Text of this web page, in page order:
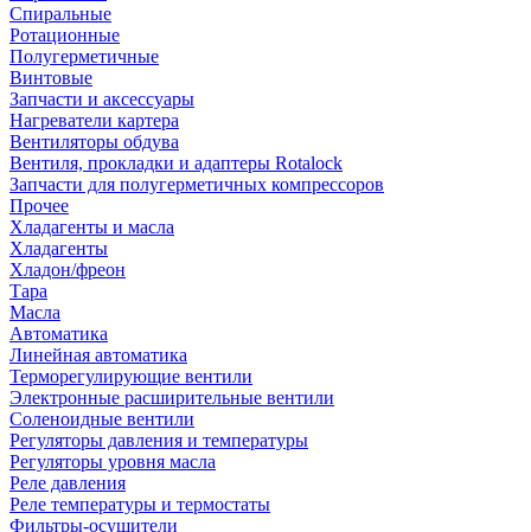
Спиральные
Ротационные
Полугерметичные
Винтовые
Запчасти и аксессуары
Нагреватели картера
Вентиляторы обдува
Вентиля, прокладки и адаптеры Rotalock
Запчасти для полугерметичных компрессоров
Прочее
Хладагенты и масла
Хладагенты
Хладон/фреон
Тара
Масла
Автоматика
Линейная автоматика
Терморегулирующие вентили
Электронные расширительные вентили
Соленоидные вентили
Регуляторы давления и температуры
Регуляторы уровня масла
Реле давления
Реле температуры и термостаты
Фильтры-осушители